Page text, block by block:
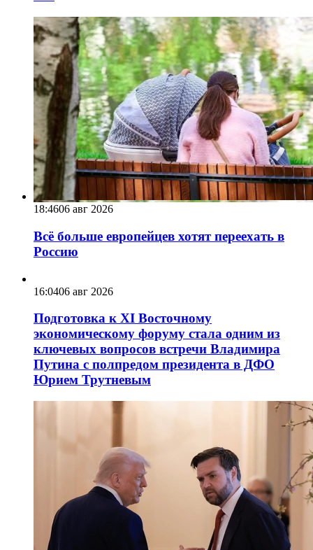
18:4606 авг 2026
Всё больше европейцев хотят переехать в
Россию
16:0406 авг 2026
Подготовка к XI Восточному
экономическому форуму стала одним из
ключевых вопросов встречи Владимира
Путина с полпредом президента в ДФО
Юрием Трутневым